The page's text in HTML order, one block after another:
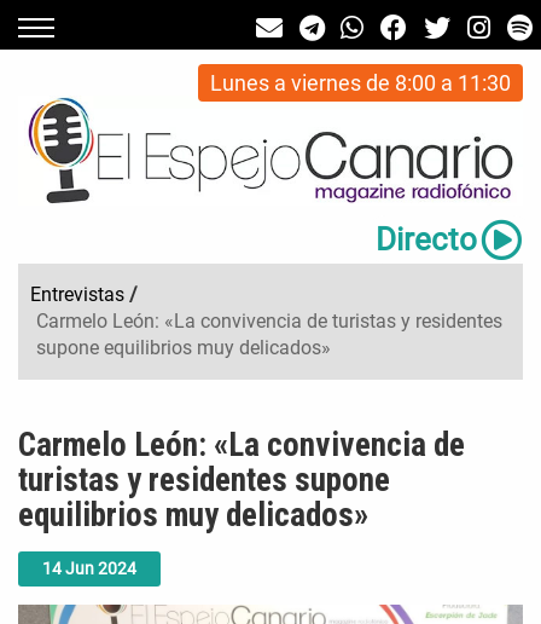
Lunes a viernes de 8:00 a 11:30
Directo
Entrevistas /
Carmelo León: «La convivencia de turistas y residentes
supone equilibrios muy delicados»
14Jun2024
Carmelo León: «La convivencia de
turistas y residentes supone
equilibrios muy delicados»